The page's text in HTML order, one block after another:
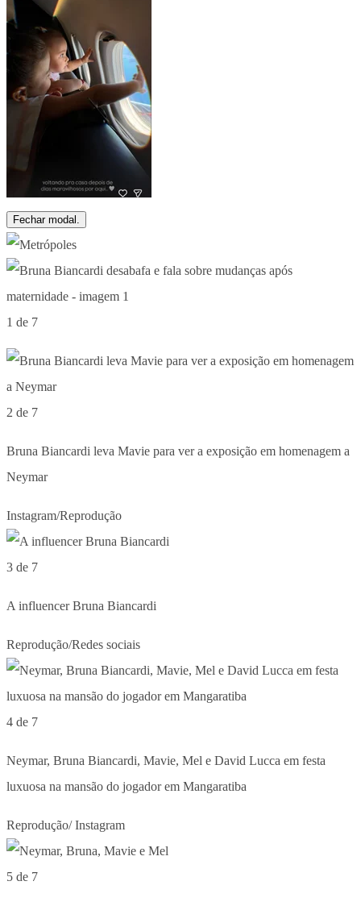
Fechar modal.
1 de 7
2 de 7
Bruna Biancardi leva Mavie para ver a exposição em homenagem a
Neymar
Instagram/Reprodução
3 de 7
A influencer Bruna Biancardi
Reprodução/Redes sociais
4 de 7
Neymar, Bruna Biancardi, Mavie, Mel e David Lucca em festa
luxuosa na mansão do jogador em Mangaratiba
Reprodução/ Instagram
5 de 7